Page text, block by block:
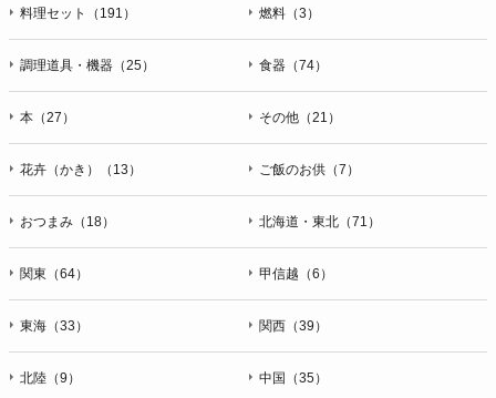
ビル４階
ＦＡＸ：047-401-6847
料理セット（191） 燃料（3）
調理道具・機器（25） 食器（74）
本（27） その他（21）
花卉（かき）（13） ご飯のお供（7）
おつまみ（18） 北海道・東北（71）
関東（64） 甲信越（6）
東海（33） 関西（39）
北陸（9） 中国（35）